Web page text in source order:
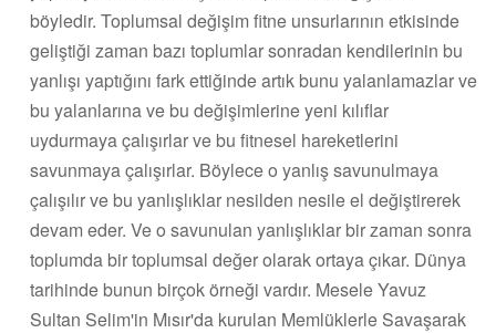
böyledir. Toplumsal değişim fitne unsurlarının etkisinde
geliştiği zaman bazı toplumlar sonradan kendilerinin bu
yanlışı yaptığını fark ettiğinde artık bunu yalanlamazlar ve
bu yalanlarına ve bu değişimlerine yeni kılıflar
uydurmaya çalışırlar ve bu fitnesel hareketlerini
savunmaya çalışırlar. Böylece o yanlış savunulmaya
çalışılır ve bu yanlışlıklar nesilden nesile el değiştirerek
devam eder. Ve o savunulan yanlışlıklar bir zaman sonra
toplumda bir toplumsal değer olarak ortaya çıkar. Dünya
tarihinde bunun birçok örneği vardır. Mesele Yavuz
Sultan Selim'in Mısır'da kurulan Memlüklerle Savaşarak